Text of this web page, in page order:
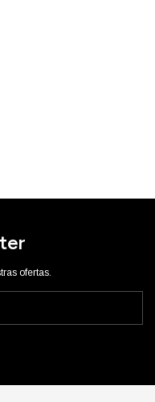
ofertas.